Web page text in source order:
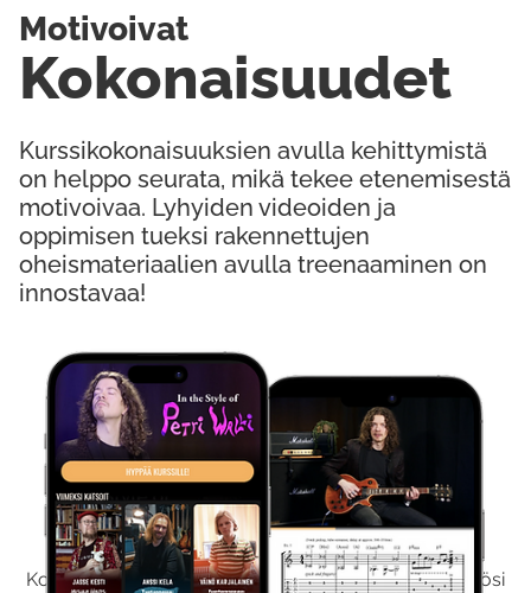
Kokeile Ilmaiseksi
Kokeilemalla ilmaiseksi saat koko sisältömme käyttöösi
Kurssikokonaisuuksien avulla kehittymistä
on helppo seurata, mikä tekee etenemisestä
motivoivaa. Lyhyiden videoiden ja
oppimisen tueksi rakennettujen
oheismateriaalien avulla treenaaminen on
innostavaa!
Kokonaisuudet
Motivoivat